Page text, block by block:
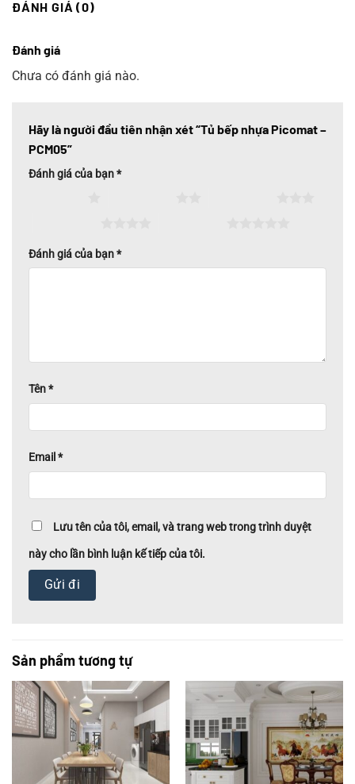
ĐÁNH GIÁ (0)
Đánh giá
Chưa có đánh giá nào.
Hãy là người đầu tiên nhận xét “Tủ bếp nhựa Picomat –
PCM05”
Đánh giá của bạn*
Đánh giá của bạn*
Tên*
Email *
Lưu tên của tôi, email, và trang web trong trình duyệt
này cho lần bình luận kế tiếp của tôi.
Sản phẩm tương tự